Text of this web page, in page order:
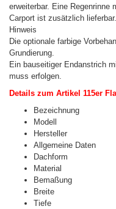
erweiterbar. Eine Regenrinne
Carport ist zusätzlich lieferbar.
Hinweis
Die optionale farbige
Grundierung.
Ein bauseitiger Endanstrich
muss erfolgen.
Details zum Artikel 115er
Bezeichnung
Modell
Hersteller
Allgemeine Daten
Dachform
Material
Bemaßung
Breite
Tiefe